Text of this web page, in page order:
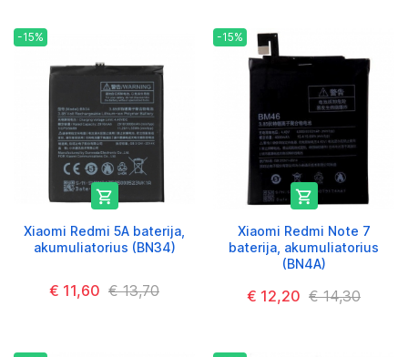
-15%

Xiaomi Redmi 5A baterija,
akumuliatorius (BN34)
€ 11,60 € 13,70
-15%

Xiaomi Redmi Note 7
baterija, akumuliatorius
(BN4A)
€ 12,20 € 14,30